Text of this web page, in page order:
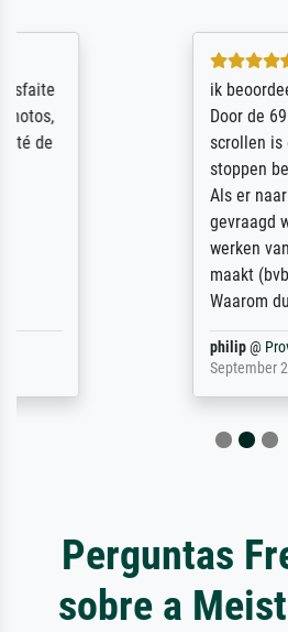
4.5 / 5
ik beoordeel
Door de 69505
scrollen is echter
stoppen begint het weer
Als er naar een bepaalde
gevraagd wordt krijg je
werken van andere wat
maakt (bvb zoek Ros =
Waarom duidt u ...
ProvenExpert
September 23, 2025
Perguntas
sobre a